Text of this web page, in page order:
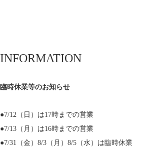
INFORMATION
臨時休業等のお知らせ
●7/12（日）は17時までの営業
●7/13（月）は16時までの営業
●7/31（金）8/3（月）8/5（水）は臨時休業